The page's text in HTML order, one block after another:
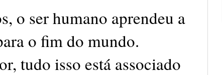
o ser humano aprendeu a
o fim do mundo.
tudo isso está associado